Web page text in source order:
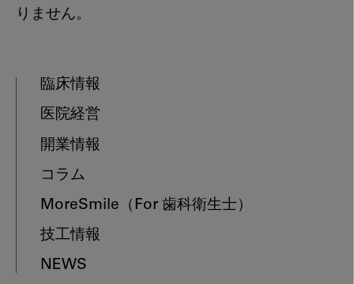
りません。
臨床情報
医院経営
開業情報
コラム
MoreSmile （For 歯科衛生士）
技工情報
NEWS